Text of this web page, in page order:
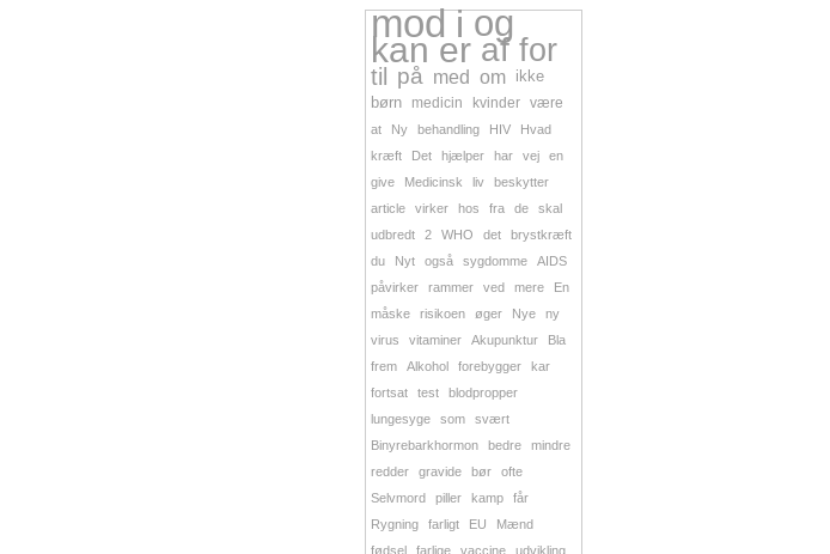
mod i og
kan er af for
til på med om ikke
børn
medicin kvinder
være
at
Ny behandling HIV
Hvad
kræft
Det hjælper har vej
en
give
Medicinsk liv
beskytter
article
virker hos fra de
skal
udbredt
2 WHO det
brystkræft
du
Nyt også sygdomme
AIDS
påvirker
rammer ved mere
En
måske
risikoen øger Nye
ny
virus
vitaminer Akupunktur
Bla
frem
Alkohol forebygger
kar
fortsat
test
blodpropper
lungesyge
som
svært
Binyrebarkhormon
bedre
mindre
redder
gravide bør
ofte
Selvmord
piller kamp
får
Rygning
farligt EU
Mænd
fødsel
farlige vaccine udvikling